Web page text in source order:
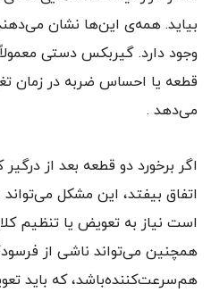
بیاید. همه‌ی این‌ها نشان
وجود دارد. گیربکس دستی
قطعه یا احساس ضربه در زمان
می‌دهد .
اگر برخورد دو قطعه بعد از
اتفاق بیفتد، این مشکل
است نیاز به تعویض یا تنظیم
همچنین می‌تواند ناشی از
هم‌سرعت‌کننده‌‌باشد، که باید